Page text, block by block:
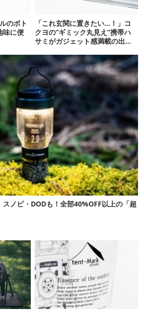
のボト
味に便
「これ玄関に置きたい…！」コ
クヨの“ギミック丸見え”携帯ハ
サミがガジェット感満載の出来
スノピ・DODも！全部40%OFF以上の「超